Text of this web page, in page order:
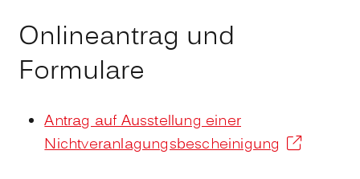
Onlineantrag und
Formulare
Antrag auf Ausstellung einer
Nichtveranlagungsbescheinigung